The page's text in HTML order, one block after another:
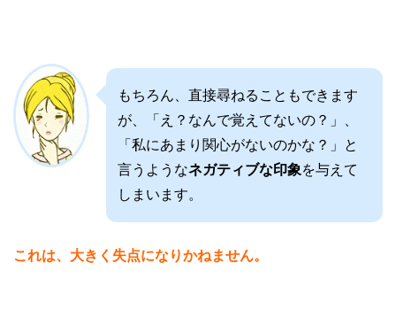
もちろん、直接尋ねることもできます
が、「え？なんで覚えてないの？」、
「私にあまり関心がないのかな？」と
言うようなネガティブな印象を与えて
しまいます。
これは、大きく失点になりかねません。